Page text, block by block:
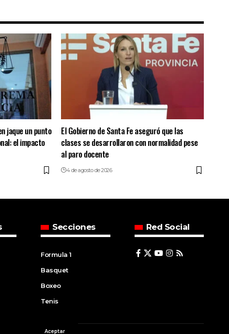
Aceptar
jaque un punto
el impacto
El Gobierno de Santa Fe aseguró que las
clases se desarrollaron con normalidad pese
al paro docente
4 de agosto de 2026
Secciones
Formula 1
Basquet
Boxeo
Tenis
Red Social